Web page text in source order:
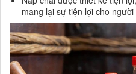
mang lại sự tiện lợi cho người